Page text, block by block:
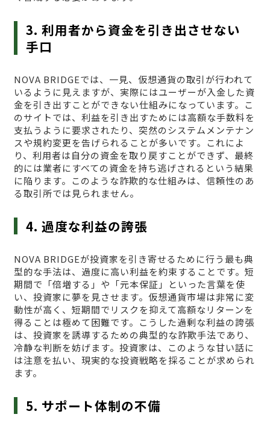
3. 利用者から資金を引き出させない
手口
NOVA BRIDGEでは、一見、仮想通貨の取引が行われて
いるように見えますが、実際にはユーザーが入金した資
金を引き出すことができない仕組みになっています。こ
のサイトでは、利益を引き出すためには高額な手数料を
支払うように要求されたり、突然のシステムメンテナン
スや規約変更を告げられることが多いです。これによ
り、利用者は自分の資金を取り戻すことができず、最終
的には業者にすべての資金を持ち逃げされるという結果
に陥ります。このような詐欺的な仕組みは、信頼性のあ
る取引所では見られません。
4. 過度な利益の誇張
NOVA BRIDGEが投資家を引き寄せるために行う最も典
型的な手法は、過度に高い利益を約束することです。短
期間で「倍増する」や「元本保証」といった言葉を使
い、投資家に夢を見させます。仮想通貨市場は非常に変
動性が高く、短期間でリスクを抑えて高額なリターンを
得ることは極めて困難です。こうした過剰な利益の誇張
は、投資家を誘導するための典型的な詐欺手法であり、
冷静な判断を妨げます。投資家は、このような甘い話に
は注意を払い、現実的な投資戦略を採ることが求められ
ます。
5. サポート体制の不備